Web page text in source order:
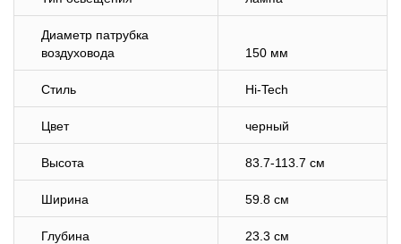
Диаметр патрубка
воздуховода
150 мм
Стиль Hi-Tech
Цвет черный
Высота 83.7-113.7 см
Ширина 59.8 см
Глубина 23.3 см